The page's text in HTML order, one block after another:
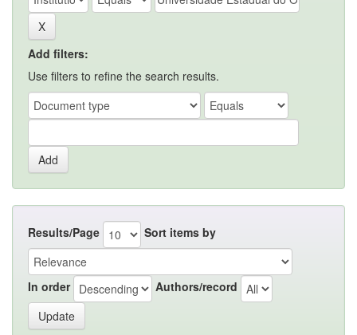
Add filters:
Use filters to refine the search results.
Results/Page Sort items by
In order Authors/record